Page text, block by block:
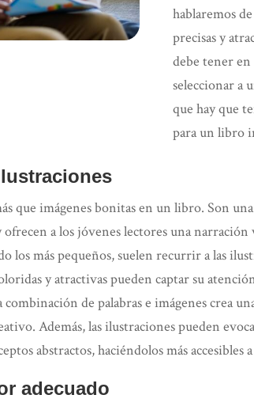
hablaremos
precisas y
debe tener en
seleccionar a
que hay que
para un libro
que imágenes bonitas en un libro. Son
ofrecen a los jóvenes lectores una
los más pequeños, suelen recurrir a las
y atractivas pueden captar su
de palabras e imágenes crea
Además, las ilustraciones pueden
abstractos, haciéndolos más accesibles
adecuado